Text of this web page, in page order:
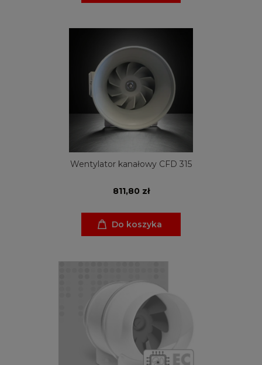
Wentylator kanałowy CFD 315
811,80 zł
Do koszyka